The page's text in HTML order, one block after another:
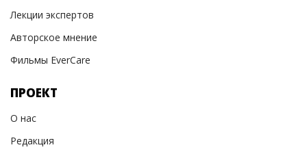
Лекции экспертов
Авторское мнение
Фильмы EverCare
ПРОЕКТ
О нас
Редакция